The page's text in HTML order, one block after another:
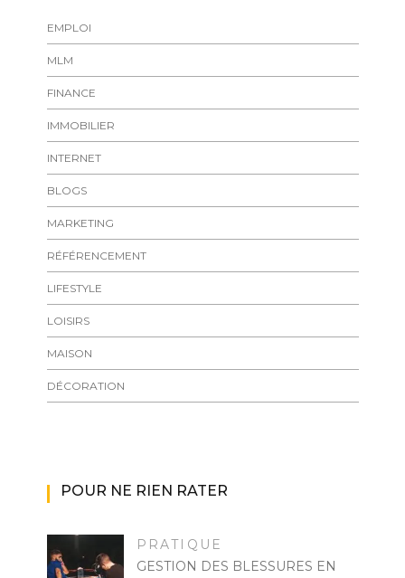
EMPLOI
MLM
FINANCE
IMMOBILIER
INTERNET
BLOGS
MARKETING
RÉFÉRENCEMENT
LIFESTYLE
LOISIRS
MAISON
DÉCORATION
POUR NE RIEN RATER
PRATIQUE
GESTION DES BLESSURES EN